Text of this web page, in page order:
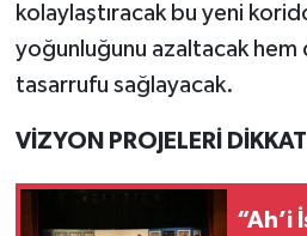
kolaylaştıracak bu yeni
yoğunluğunu azaltacak hem
tasarrufu sağlayacak.
VİZYON PROJELERİ
“Ah’i